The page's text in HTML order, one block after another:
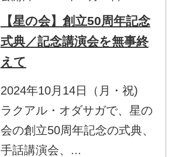
【星の会】創立50周年記念
式典／記念講演会を無事終
えて
2024年10月14日（月・祝)
ラクアル・オダサガで、星の
会の創立50周年記念の式典、
手話講演会、...